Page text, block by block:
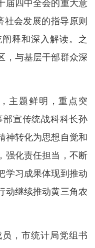
届四中全会的重大意
社会发展的指导原则
释和深入解读。之
，与基层干部群众深
主题鲜明，重点突
部宣传统战科科长孙
神转化为思想自觉和
强化责任担当，不断
学习成果体现到推动
动继续推动黄三角农
，市统计局党组书